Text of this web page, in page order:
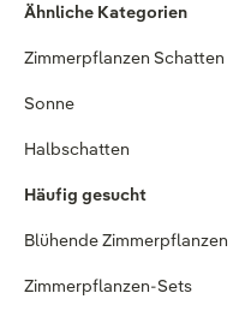
Ähnliche Kategorien
Zimmerpflanzen Schatten
Sonne
Halbschatten
Häufig gesucht
Blühende Zimmerpflanzen
Zimmerpflanzen-Sets